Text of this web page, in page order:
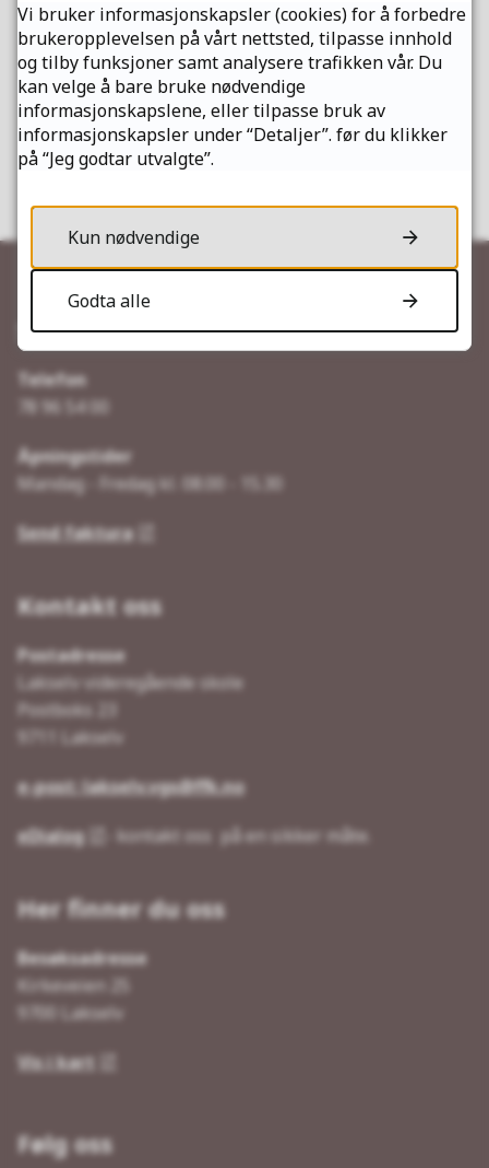
Fant du det du lette etter?
Ja Nei
Servicetorget
Telefon
78 96 54 00
Åpningstider
Mandag - Fredag kl. 08.00 - 15.30
Send faktura
Kontakt oss
Postadresse
Lakselv videregående skole
Postboks 23
9711 Lakselv
e-post: lakselv.vgs@ffk.no
eDialog - kontakt oss på en sikker måte.
Her finner du oss
Besøksadresse
Kirkeveien 25
9700 Lakselv
Vis i kart
Følg oss
Vi bruker informasjonskapsler (cookies) for å forbedre
brukeropplevelsen på vårt nettsted, tilpasse innhold
og tilby funksjoner samt analysere trafikken vår. Du
kan velge å bare bruke nødvendige
informasjonskapslene, eller tilpasse bruk av
informasjonskapsler under “Detaljer”. før du klikker
på “Jeg godtar utvalgte”.
Kun nødvendige
Godta alle